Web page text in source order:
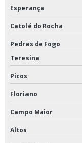
Esperança
Catolé do Rocha
Pedras de Fogo
Teresina
Picos
Floriano
Campo Maior
Altos